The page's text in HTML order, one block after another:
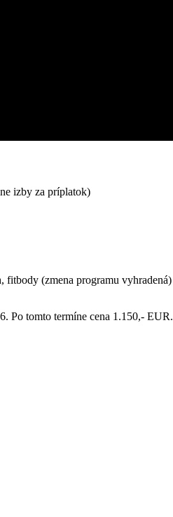
izby za príplatok)
fitbody (zmena programu vyhradená)
Po tomto termíne cena 1.150,- EUR.